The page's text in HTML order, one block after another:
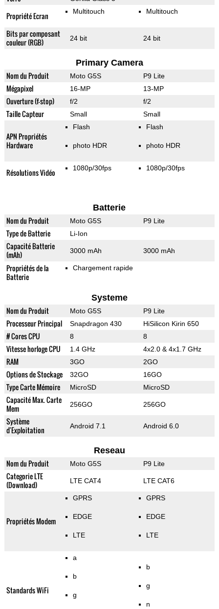
Propriété Ecran Multitouch Multitouch
Bits par composant
couleur (RGB)
24 bit 24 bit
Primary Camera
Nom du Produit Moto G5S P9 Lite
Mégapixel 16-MP 13-MP
Ouverture (f-stop) f/2 f/2
Taille Capteur Small Small
APN Propriétés
Hardware
Flash
photo HDR
Flash
photo HDR
Résolutions Vidéo 1080p/30fps 1080p/30fps
Batterie
Nom du Produit Moto G5S P9 Lite
Type de Batterie Li-Ion
Capacité Batterie
(mAh)
3000 mAh 3000 mAh
Propriétés de la
Batterie
Chargement rapide
Systeme
Nom du Produit Moto G5S P9 Lite
Processeur Principal Snapdragon 430 HiSilicon Kirin 650
# Cores CPU 8 8
Vitesse horloge CPU 1.4 GHz 4x2.0 & 4x1.7 GHz
RAM 3GO 2GO
Options de Stockage 32GO 16GO
Type Carte Mémoire MicroSD MicroSD
Capacité Max. Carte
Mem
256GO 256GO
Système
d'Exploitation
Android 7.1 Android 6.0
Reseau
Nom du Produit Moto G5S P9 Lite
Categorie LTE
(Download)
LTE CAT4 LTE CAT6
Propriétés Modem
GPRS
EDGE
LTE
GPRS
EDGE
LTE
Standards WiFi
a
b
g
b
g
n